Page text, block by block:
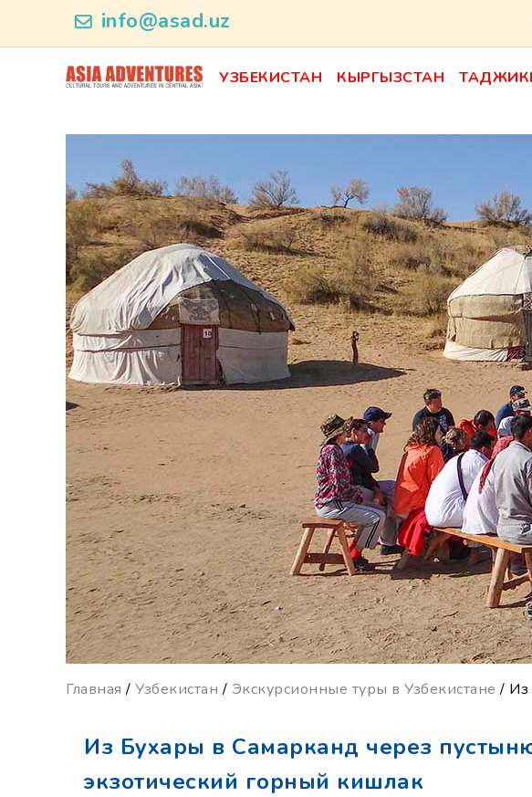
info@asad.uz
УЗБЕКИСТАН КЫРГЫЗСТАН
product_id208
Главная / Узбекистан / Экскурсионные туры в Узбекистане / Из
Из Бухары в Самарканд через
экзотический горный кишлак